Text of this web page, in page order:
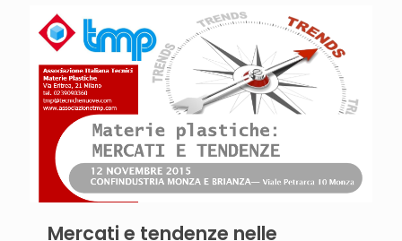
Mercati e tendenze nelle